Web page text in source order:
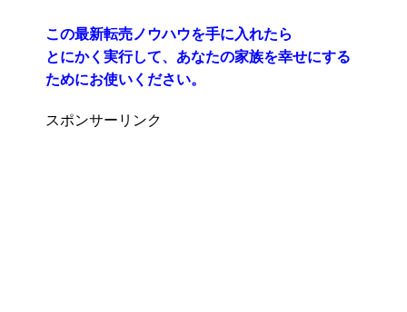
この最新転売ノウハウを手に入れたら
とにかく実行して、あなたの家族を幸せにする
ためにお使いください。
スポンサーリンク